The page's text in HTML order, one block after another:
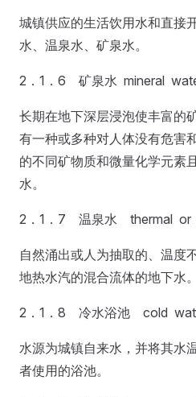
城镇供应的生活饮用水和直接
水、温泉水、矿泉水。
2．1．6 矿泉水 mineral
长期在地下深层浸泡使丰富的
有一种或多种对人体没有危害
的不同矿物质和微量化学元素
水。
2．1．7 温泉水 thermal or
自然涌出或人为抽取的、温
地热水汽的混合流体的地下水。
2．1．8 冷水浴池 cold
水源为城镇自来水，并将其
者使用的浴池。